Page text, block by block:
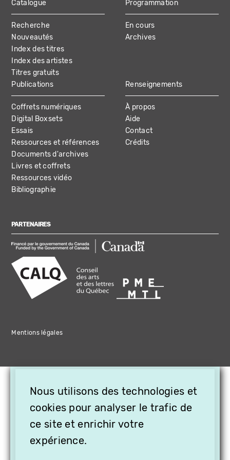
MAIN
NAVIGATION
Catalogue
Recherche
Nouveautés
Index des titres
Index des artistes
Titres gratuits
Programmation
En cours
Archives
Publications
Coffrets numériques
Digital Boxsets
Essais
Ressources et références
Documents d'archives
Livres et coffrets
Ressources vidéo
Bibliographie
Renseignements
À propos
Aide
Contact
Crédits
PARTENAIRES
Mentions légales
Nous utilisons des technologies et
cookies pour analyser le trafic de
ce site et enrichir votre
expérience.
OFFREZ LA VIDÉO EN
CADEAU, ABONNEZ VOS
PROCHES À VITHÈQUE !